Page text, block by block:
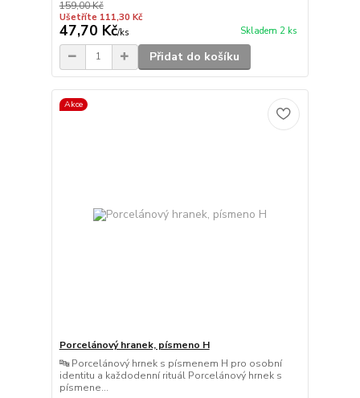
159,00 Kč
Ušetříte 111,30 Kč
47,70 Kč/ks Skladem 2 ks
Přidat do košíku
Akce
Porcelánový hranek, písmeno H
🔤 Porcelánový hrnek s písmenem H pro osobní
identitu a každodenní rituál Porcelánový hrnek s
písmene...